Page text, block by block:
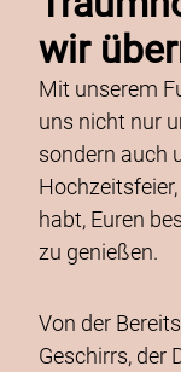
wir
Mit unserem
uns nicht nur
sondern auch
habt, Euren
zu genießen.
Von der
Geschirrs, der